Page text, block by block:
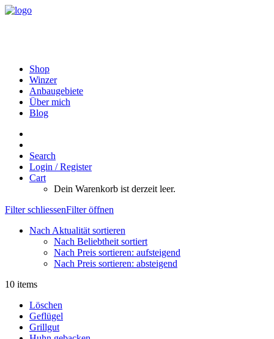
Shop
Winzer
Anbaugebiete
Über mich
Blog
Search
Login / Register
Cart
Dein Warenkorb ist derzeit leer.
Filter schliessenFilter öffnen
Nach Aktualität sortieren
Nach Beliebtheit sortiert
Nach Preis sortieren: aufsteigend
Nach Preis sortieren: absteigend
10 items
Löschen
Geflügel
Grillgut